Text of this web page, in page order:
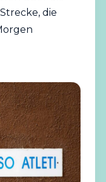
die